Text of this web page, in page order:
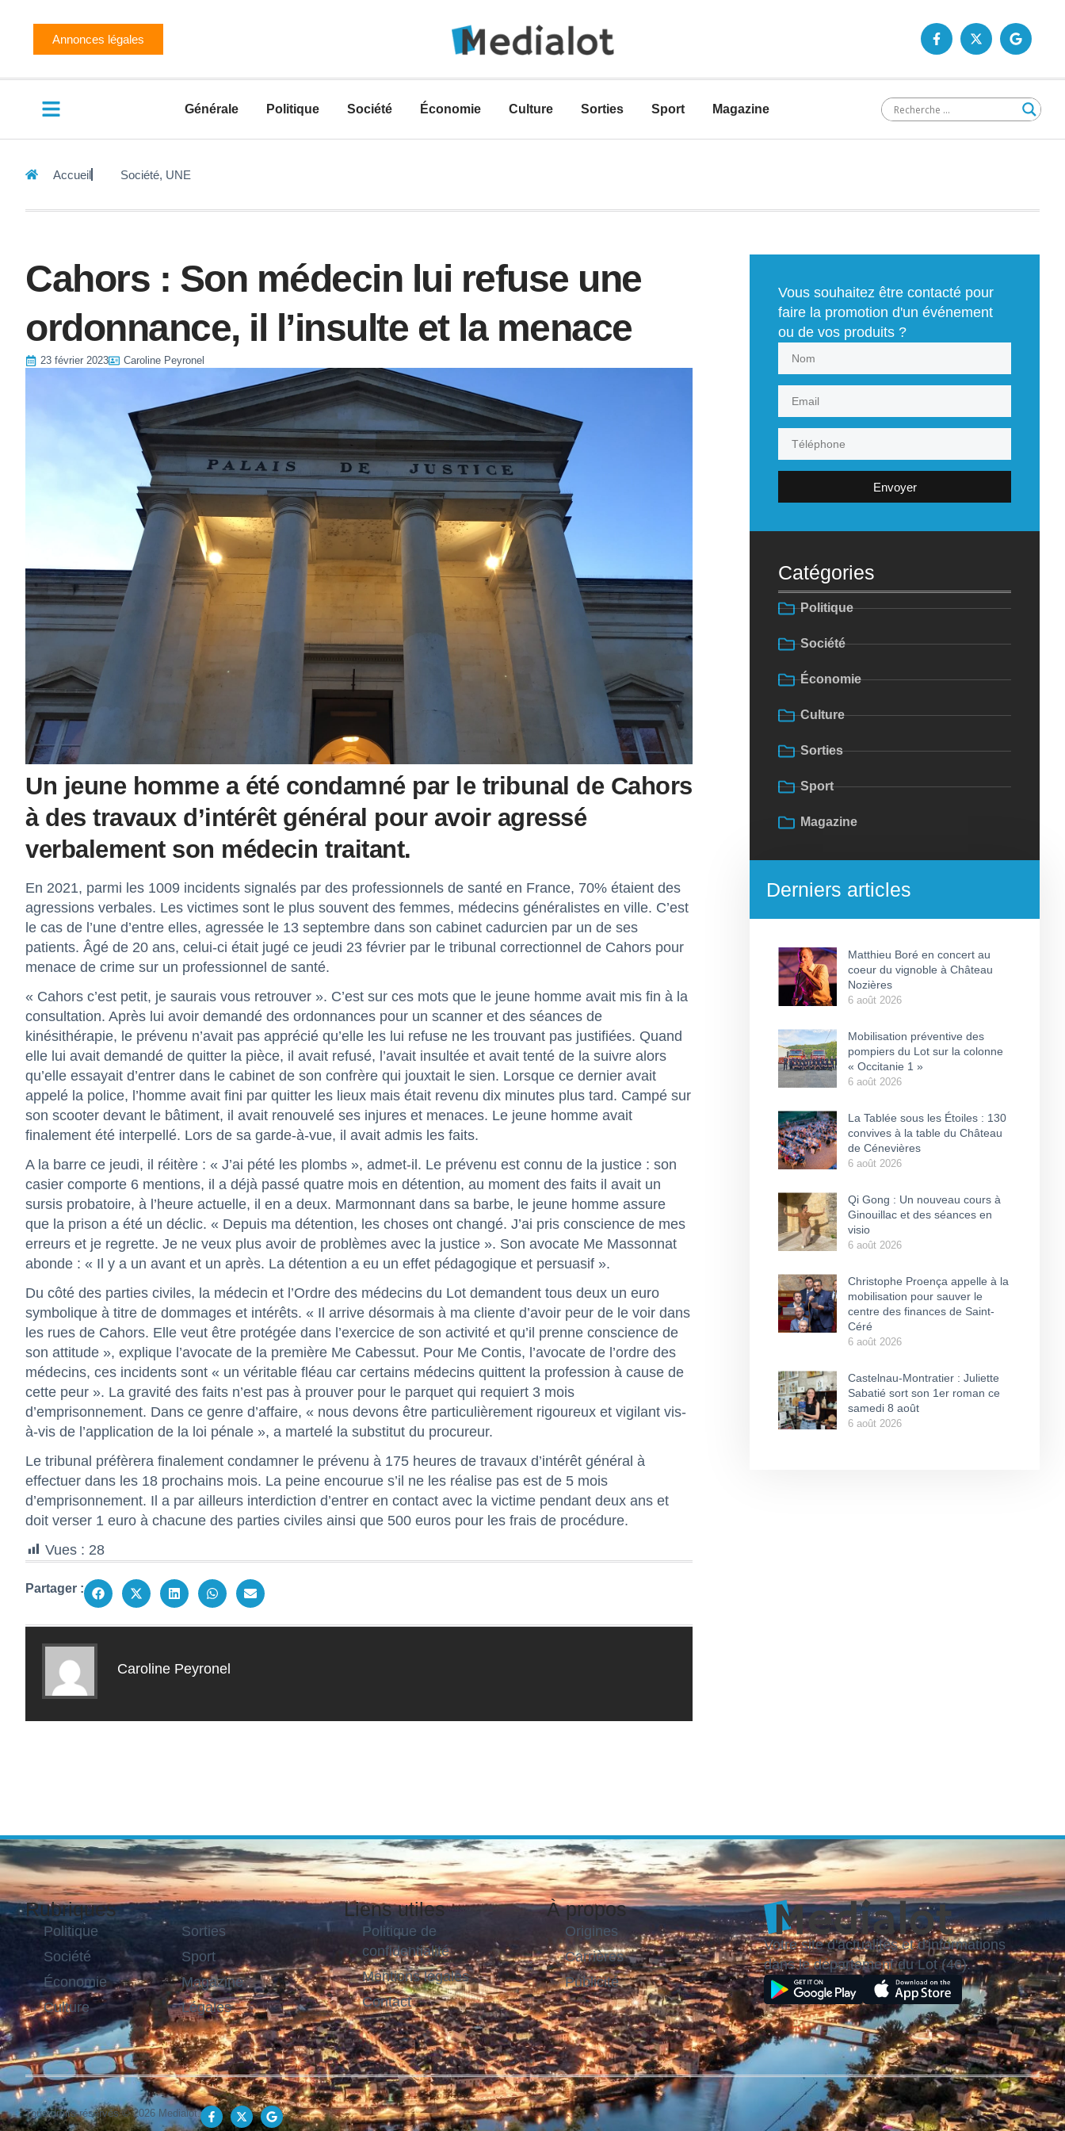
Annonces légales
Générale Politique Société Économie Culture Sorties Sport Magazine
Accueil Société, UNE
Cahors : Son médecin lui refuse une
ordonnance, il l’insulte et la menace
23 février 2023 Caroline Peyronel
Un jeune homme a été condamné par le tribunal de Cahors
à des travaux d’intérêt général pour avoir agressé
verbalement son médecin traitant.
En 2021, parmi les 1009 incidents signalés par des professionnels de santé en France, 70% étaient des
agressions verbales. Les victimes sont le plus souvent des femmes, médecins généralistes en ville. C’est
le cas de l’une d’entre elles, agressée le 13 septembre dans son cabinet cadurcien par un de ses
patients. Âgé de 20 ans, celui-ci était jugé ce jeudi 23 février par le tribunal correctionnel de Cahors pour
menace de crime sur un professionnel de santé.
« Cahors c’est petit, je saurais vous retrouver ». C’est sur ces mots que le jeune homme avait mis fin à la
consultation. Après lui avoir demandé des ordonnances pour un scanner et des séances de
kinésithérapie, le prévenu n’avait pas apprécié qu’elle les lui refuse ne les trouvant pas justifiées. Quand
elle lui avait demandé de quitter la pièce, il avait refusé, l’avait insultée et avait tenté de la suivre alors
qu’elle essayait d’entrer dans le cabinet de son confrère qui jouxtait le sien. Lorsque ce dernier avait
appelé la police, l’homme avait fini par quitter les lieux mais était revenu dix minutes plus tard. Campé sur
son scooter devant le bâtiment, il avait renouvelé ses injures et menaces. Le jeune homme avait
finalement été interpellé. Lors de sa garde-à-vue, il avait admis les faits.
A la barre ce jeudi, il réitère : « J’ai pété les plombs », admet-il. Le prévenu est connu de la justice : son
casier comporte 6 mentions, il a déjà passé quatre mois en détention, au moment des faits il avait un
sursis probatoire, à l’heure actuelle, il en a deux. Marmonnant dans sa barbe, le jeune homme assure
que la prison a été un déclic. « Depuis ma détention, les choses ont changé. J’ai pris conscience de mes
erreurs et je regrette. Je ne veux plus avoir de problèmes avec la justice ». Son avocate Me Massonnat
abonde : « Il y a un avant et un après. La détention a eu un effet pédagogique et persuasif ».
Du côté des parties civiles, la médecin et l’Ordre des médecins du Lot demandent tous deux un euro
symbolique à titre de dommages et intérêts. « Il arrive désormais à ma cliente d’avoir peur de le voir dans
les rues de Cahors. Elle veut être protégée dans l’exercice de son activité et qu’il prenne conscience de
son attitude », explique l’avocate de la première Me Cabessut. Pour Me Contis, l’avocate de l’ordre des
médecins, ces incidents sont « un véritable fléau car certains médecins quittent la profession à cause de
cette peur ». La gravité des faits n’est pas à prouver pour le parquet qui requiert 3 mois
d’emprisonnement. Dans ce genre d’affaire, « nous devons être particulièrement rigoureux et vigilant vis-
à-vis de l’application de la loi pénale », a martelé la substitut du procureur.
Le tribunal préfèrera finalement condamner le prévenu à 175 heures de travaux d’intérêt général à
effectuer dans les 18 prochains mois. La peine encourue s’il ne les réalise pas est de 5 mois
d’emprisonnement. Il a par ailleurs interdiction d’entrer en contact avec la victime pendant deux ans et
doit verser 1 euro à chacune des parties civiles ainsi que 500 euros pour les frais de procédure.
Vues : 28
Partager :
Caroline Peyronel
Vous souhaitez être contacté pour
faire la promotion d'un événement
ou de vos produits ?
Envoyer
Catégories
Politique
Société
Économie
Culture
Sorties
Sport
Magazine
Derniers articles
Matthieu Boré en concert au
coeur du vignoble à Château
Nozières
6 août 2026
Mobilisation préventive des
pompiers du Lot sur la colonne
« Occitanie 1 »
6 août 2026
La Tablée sous les Étoiles : 130
convives à la table du Château
de Cénevières
6 août 2026
Qi Gong : Un nouveau cours à
Ginouillac et des séances en
visio
6 août 2026
Christophe Proença appelle à la
mobilisation pour sauver le
centre des finances de Saint-
Céré
6 août 2026
Castelnau-Montratier : Juliette
Sabatié sort son 1er roman ce
samedi 8 août
6 août 2026
Rubriques
Politique
Société
Économie
Culture
Sorties
Sport
Magazine
Légales
Liens utiles
Politique de
confidentialité
Mentions légales
Contact
À propos
Origines
Carrières
Publicité
Votre site d'actualités et d'informations
dans le département du Lot (46).
Tous droits réservés © 2026 Medialot.